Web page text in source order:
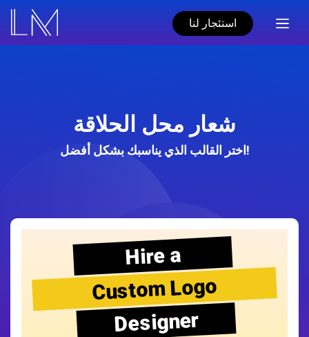
استئجار لنا
شعار محل الحلاقة
اختر القالب الذي يناسبك بشكل أفضل!
Hire a
Custom Logo
Designer